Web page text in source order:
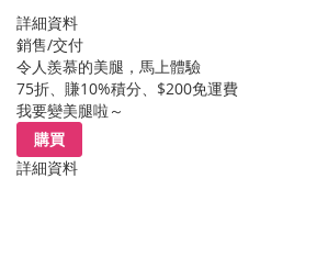
詳細資料
銷售/交付
令人羨慕的美腿，馬上體驗
75折、賺10%積分、$200免運費
我要變美腿啦～
購買
詳細資料